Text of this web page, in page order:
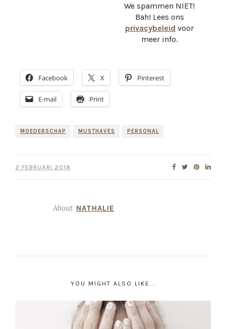
We spammen NIET!
Bah! Lees ons
privacybeleid voor
meer info.
Facebook X Pinterest
E-mail Print
MOEDERSCHAP MUSTHAVES PERSONAL
2 FEBRUARI 2018
About NATHALIE
YOU MIGHT ALSO LIKE...